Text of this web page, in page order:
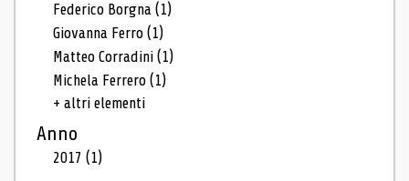
Federico Borgna(1)
Giovanna Ferro(1)
Matteo Corradini(1)
Michela Ferrero(1)
+ altri elementi
Anno
2017(1)